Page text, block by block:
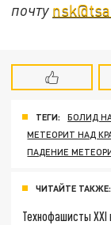
почту
ТЕГИ:
БОЛИД
МЕТЕОРИТ НАД
ПАДЕНИЕ
ЧИТАЙТЕ ТАКЖЕ:
Технофашисты XXI